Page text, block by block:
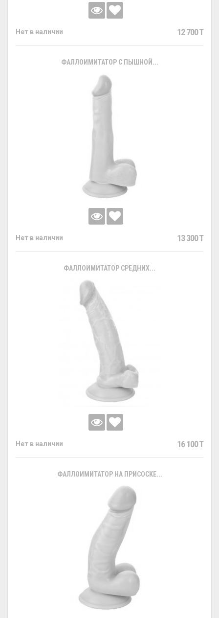
Нет в наличии 12 700 T
ФАЛЛОИМИТАТОР С ПЫШНОЙ...
Нет в наличии 13 300 T
ФАЛЛОИМИТАТОР СРЕДНИХ...
Нет в наличии 16 100 T
ФАЛЛОИМИТАТОР НА ПРИСОСКЕ...